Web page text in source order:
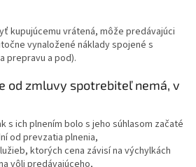
kupujúcemu vrátená, môže predávajúci
vynaložené náklady spojené s
prepravu a pod).
od zmluvy spotrebiteľ nemá, v
s ich plnením bolo s jeho súhlasom začaté
od prevzatia plnenia,
ktorých cena závisí na výchylkách